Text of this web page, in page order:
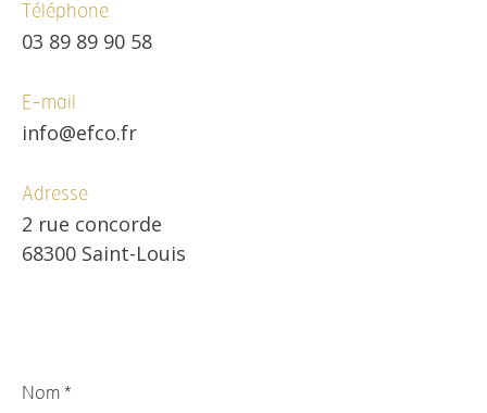
Téléphone
03 89 89 90 58
E-mail
info@efco.fr
Adresse
2 rue concorde
68300 Saint-Louis
*